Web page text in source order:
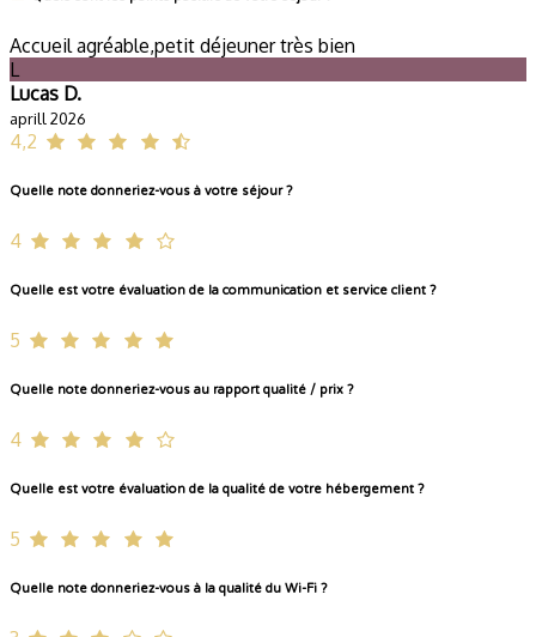
Accueil agréable,petit déjeuner très bien
L
Lucas D.
aprill 2026
4,2
Quelle note donneriez-vous à votre séjour ?
4
Quelle est votre évaluation de la communication et service client ?
5
Quelle note donneriez-vous au rapport qualité / prix ?
4
Quelle est votre évaluation de la qualité de votre hébergement ?
5
Quelle note donneriez-vous à la qualité du Wi-Fi ?